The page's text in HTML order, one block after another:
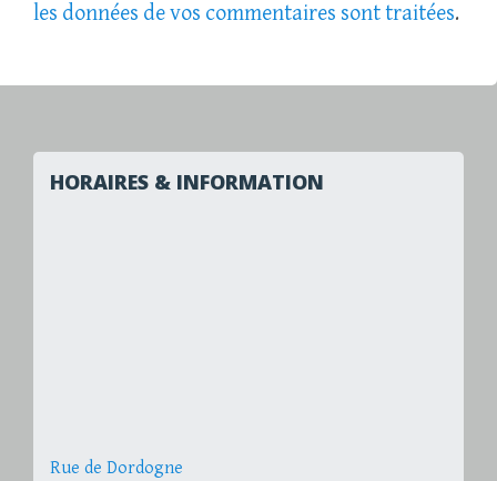
les données de vos commentaires sont traitées.
HORAIRES & INFORMATION
Rue de Dordogne